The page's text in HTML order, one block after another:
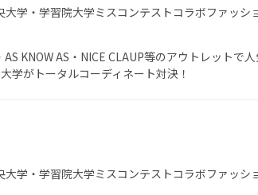
学・学習院大学ミスコンテストコラボファッシ
KNOW AS・NICE CLAUP等のアウトレットで
学がトータルコーディネート対決！
学・学習院大学ミスコンテストコラボファッシ